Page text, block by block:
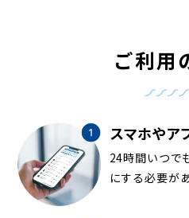
ご利用
スマホやア
24時間いつで
にする必要が